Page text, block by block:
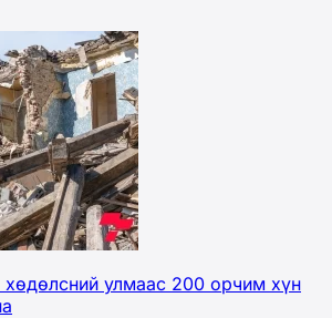
хөдөлсний улмаас 200 орчим хүн